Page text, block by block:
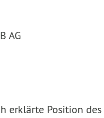
AG
erklärte Position des